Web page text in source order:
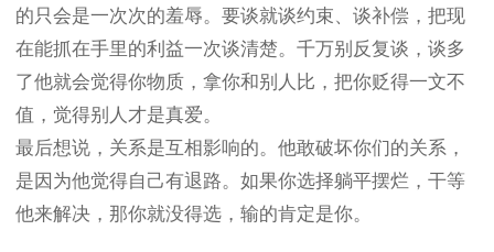
的只会是一次次的羞辱。要谈就谈约束、谈补偿，把现
在能抓在手里的利益一次谈清楚。千万别反复谈，谈多
了他就会觉得你物质，拿你和别人比，把你贬得一文不
值，觉得别人才是真爱。
最后想说，关系是互相影响的。他敢破坏你们的关系，
是因为他觉得自己有退路。如果你选择躺平摆烂，干等
他来解决，那你就没得选，输的肯定是你。